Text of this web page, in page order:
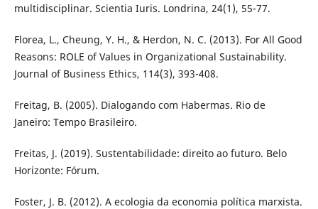
multidisciplinar. Scientia Iuris. Londrina, 24(1), 55-77.
Florea, L., Cheung, Y. H., & Herdon, N. C. (2013). For All Good
Reasons: ROLE of Values in Organizational Sustainability.
Journal of Business Ethics, 114(3), 393-408.
Freitag, B. (2005). Dialogando com Habermas. Rio de
Janeiro: Tempo Brasileiro.
Freitas, J. (2019). Sustentabilidade: direito ao futuro. Belo
Horizonte: Fórum.
Foster, J. B. (2012). A ecologia da economia política marxista.